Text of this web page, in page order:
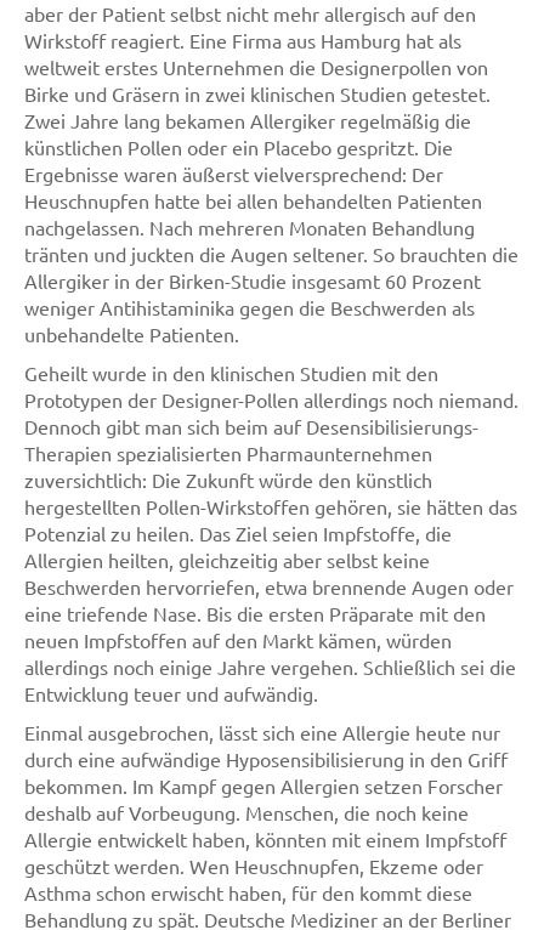
aber der Patient selbst nicht mehr allergisch auf den
Wirkstoff reagiert. Eine Firma aus Hamburg hat als
weltweit erstes Unternehmen die Designerpollen von
Birke und Gräsern in zwei klinischen Studien getestet.
Zwei Jahre lang bekamen Allergiker regelmäßig die
künstlichen Pollen oder ein Placebo gespritzt. Die
Ergebnisse waren äußerst vielversprechend: Der
Heuschnupfen hatte bei allen behandelten Patienten
nachgelassen. Nach mehreren Monaten Behandlung
tränten und juckten die Augen seltener. So brauchten die
Allergiker in der Birken-Studie insgesamt 60 Prozent
weniger Antihistaminika gegen die Beschwerden als
unbehandelte Patienten.
Geheilt wurde in den klinischen Studien mit den
Prototypen der Designer-Pollen allerdings noch niemand.
Dennoch gibt man sich beim auf Desensibilisierungs-
Therapien spezialisierten Pharmaunternehmen
zuversichtlich: Die Zukunft würde den künstlich
hergestellten Pollen-Wirkstoffen gehören, sie hätten das
Potenzial zu heilen. Das Ziel seien Impfstoffe, die
Allergien heilten, gleichzeitig aber selbst keine
Beschwerden hervorriefen, etwa brennende Augen oder
eine triefende Nase. Bis die ersten Präparate mit den
neuen Impfstoffen auf den Markt kämen, würden
allerdings noch einige Jahre vergehen. Schließlich sei die
Entwicklung teuer und aufwändig.
Einmal ausgebrochen, lässt sich eine Allergie heute nur
durch eine aufwändige Hyposensibilisierung in den Griff
bekommen. Im Kampf gegen Allergien setzen Forscher
deshalb auf Vorbeugung. Menschen, die noch keine
Allergie entwickelt haben, könnten mit einem Impfstoff
geschützt werden. Wen Heuschnupfen, Ekzeme oder
Asthma schon erwischt haben, für den kommt diese
Behandlung zu spät. Deutsche Mediziner an der Berliner